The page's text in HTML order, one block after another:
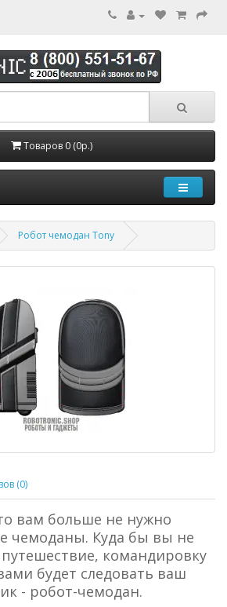
Товаров 0 (0р.)
Робот чемодан Tony
(0)
вам больше не нужно
чемоданы. Куда бы вы не
командировку
будет следовать ваш
- робот-чемодан.